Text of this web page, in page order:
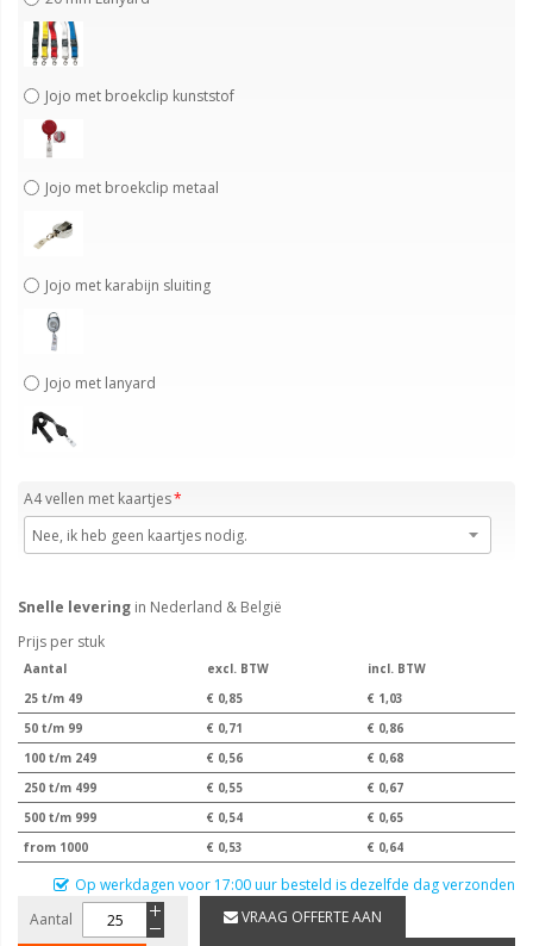
Jojo met broekclip kunststof
Jojo met broekclip metaal
Jojo met karabijn sluiting
Jojo met lanyard
A4 vellen met kaartjes
Snelle levering in Nederland & België
Prijs per stuk
Aantal excl. BTW
incl. BTW
25 t/m 49
€ 0,85
€ 1,03
50 t/m 99
€ 0,71
€ 0,86
100 t/m 249
€ 0,56
€ 0,68
250 t/m 499
€ 0,55
€ 0,67
500 t/m 999
€ 0,54
€ 0,65
from 1000
€ 0,53 € 0,64
Op werkdagen voor 17:00 uur besteld is dezelfde dag verzonden
Aantal
VRAAG OFFERTE AAN